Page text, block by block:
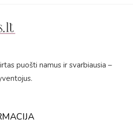
puošti namus ir svarbiausia –